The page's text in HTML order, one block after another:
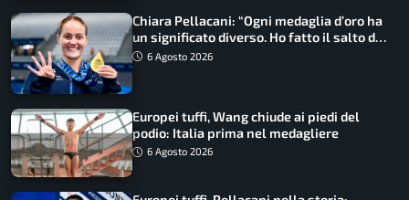
Chiara Pellacani: “Ogni medaglia d’oro ha
un significato diverso. Ho fatto il salto di
qualità”
6 Agosto 2026
Europei tuffi, Wang chiude ai piedi del
podio: Italia prima nel medagliere
6 Agosto 2026